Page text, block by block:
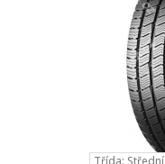
Třída: Střední